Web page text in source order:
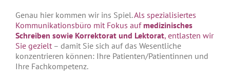
Genau hier kommen wir ins Spiel.Als spezialisiertes
Kommunikationsbüro mit Fokus auf medizinisches
Schreiben sowie Korrektorat und Lektorat, entlasten wir
Sie gezielt – damit Sie sich auf das Wesentliche
konzentrieren können: Ihre Patienten/Patientinnen und
Ihre Fachkompetenz.